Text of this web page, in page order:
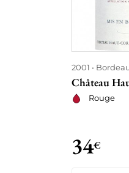
2001
Château
Rouge
34€